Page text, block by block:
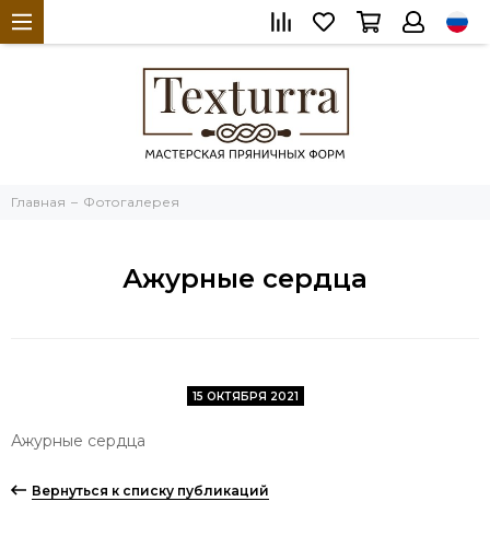
Главная Фотогалерея
Ажурные сердца
15 ОКТЯБРЯ 2021
Ажурные сердца
Вернуться к списку публикаций